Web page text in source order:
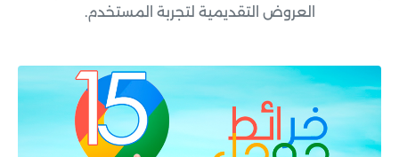
العروض التقديمية لتجربة المستخدم.